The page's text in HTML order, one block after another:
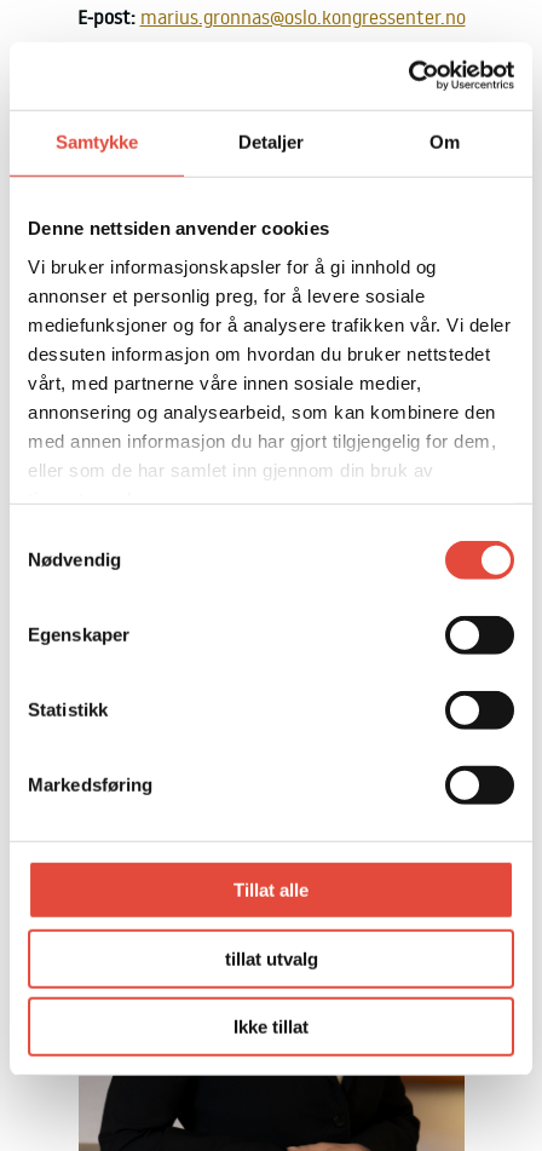
Samtykke Detaljer Om
Denne nettsiden anvender cookies
Vi bruker informasjonskapsler for å gi innhold og
annonser et personlig preg, for å levere sosiale
mediefunksjoner og for å analysere trafikken vår. Vi deler
dessuten informasjon om hvordan du bruker nettstedet
vårt, med partnerne våre innen sosiale medier,
annonsering og analysearbeid, som kan kombinere den
med annen informasjon du har gjort tilgjengelig for dem,
eller som de har samlet inn gjennom din bruk av
Nødvendig
Egenskaper
Statistikk
Markedsføring
Tillat alle
tillat utvalg
Ikke tillat
E-post: marius.gronnas@oslo.kongressenter.no
SALGS- OG MARKEDSSJEF
TINA LAURITZEN BRODAL
Telefon: